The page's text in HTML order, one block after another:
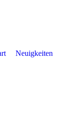
Neuigkeiten